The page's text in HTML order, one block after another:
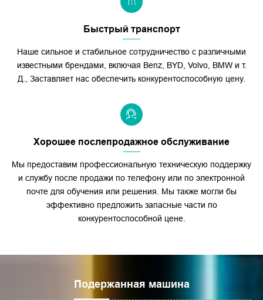
Быстрый транспорт
Наше сильное и стабильное сотрудничество с различными
известными брендами, включая Benz, BYD, Volvo, BMW и т.
Д., Заставляет нас обеспечить конкурентоспособную цену.
Хорошее послепродажное обслуживание
Мы предоставим профессиональную техническую поддержку
и службу после продажи по телефону или по электронной
почте для обучения или решения. Мы также могли бы
эффективно предложить запасные части по
конкурентоспособной цене.
Подержанная машина